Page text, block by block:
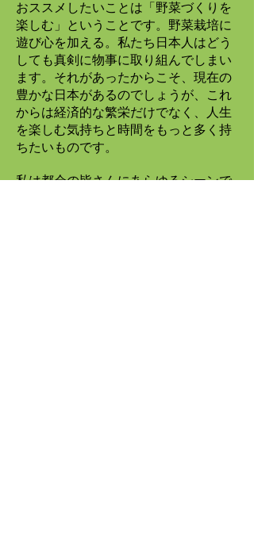
おススメしたいことは「野菜づくりを
楽しむ」ということです。野菜栽培に
遊び心を加える。私たち日本人はどう
しても真剣に物事に取り組んでしまい
ます。それがあったからこそ、現在の
豊かな日本があるのでしょうが、これ
からは経済的な繁栄だけでなく、人生
を楽しむ気持ちと時間をもっと多く持
ちたいものです。
私は都会の皆さんにあらゆるシーンで